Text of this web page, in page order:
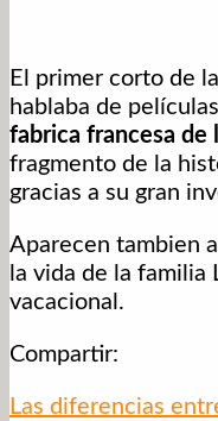
El primer corto de
hablaba de
fabrica francesa de
fragmento de la
gracias a su gran
Aparecen tambien
la vida de la familia
vacacional.
Compartir:
Las diferencias